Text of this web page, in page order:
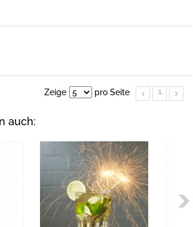
Zeige pro Seite 1
auch: